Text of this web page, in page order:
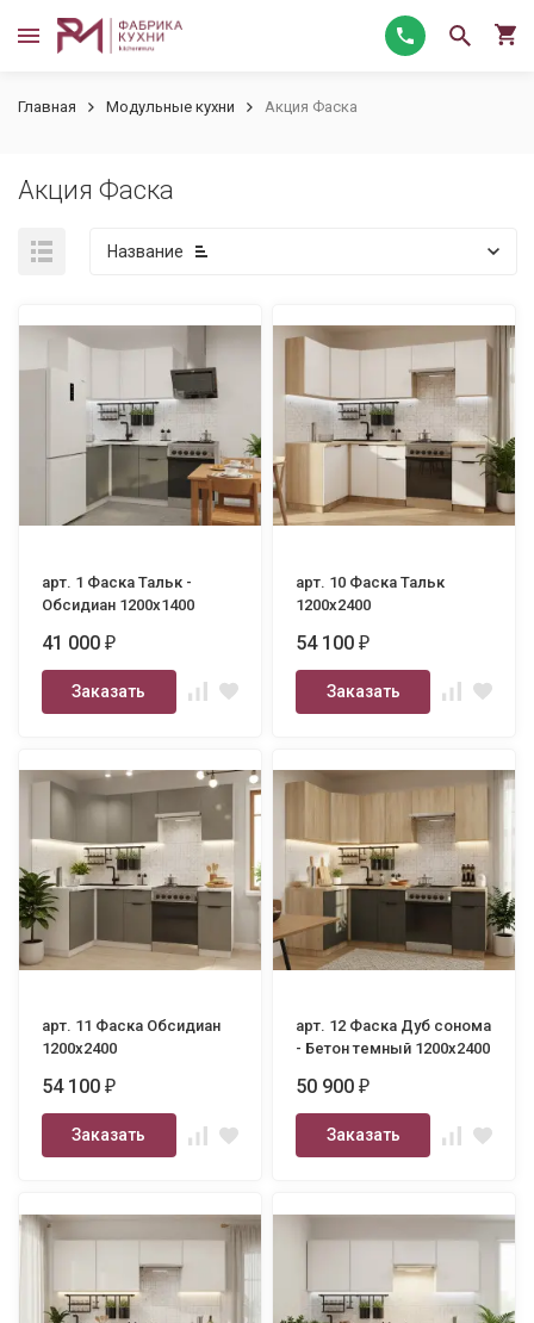
Главная Модульные кухни Акция Фаска
Акция Фаска
Название
арт. 1 Фаска Тальк -
Обсидиан 1200х1400
41 000₽
Заказать
арт. 10 Фаска Тальк
1200х2400
54 100₽
Заказать
арт. 11 Фаска Обсидиан
1200х2400
54 100₽
Заказать
арт. 12 Фаска Дуб сонома
- Бетон темный 1200х2400
50 900₽
Заказать